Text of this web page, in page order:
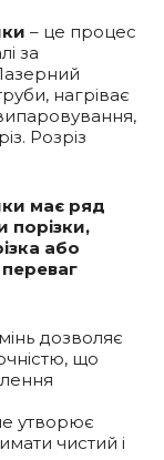
– це процес
за
нагріває
Розріз
має ряд
порізки,
або
дозволяє
що
утворює
чистий і